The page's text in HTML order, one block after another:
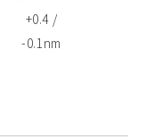
+0.4 /
-0.1nm